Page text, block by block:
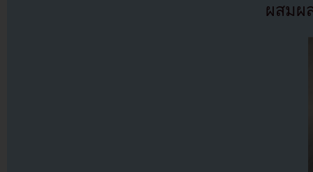
ผสมผ